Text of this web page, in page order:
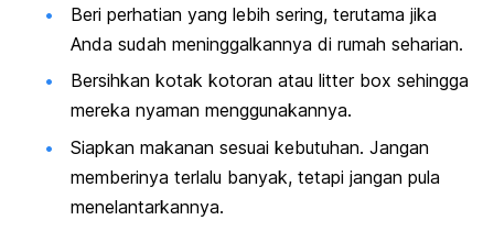
Beri perhatian yang lebih sering, terutama jika
Anda sudah meninggalkannya di rumah seharian.
Bersihkan kotak kotoran atau litter box sehingga
mereka nyaman menggunakannya.
Siapkan makanan sesuai kebutuhan. Jangan
memberinya terlalu banyak, tetapi jangan pula
menelantarkannya.